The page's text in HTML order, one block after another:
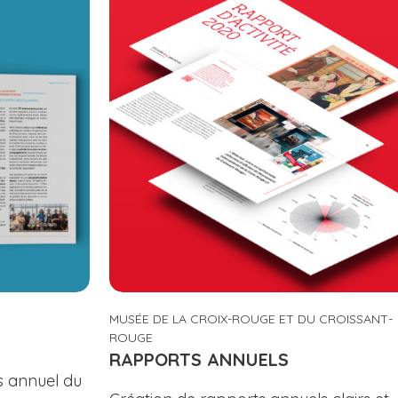
annuel du
MUSÉE DE LA CROIX-ROUGE ET DU CROISSANT-
ROUGE
RAPPORTS ANNUELS